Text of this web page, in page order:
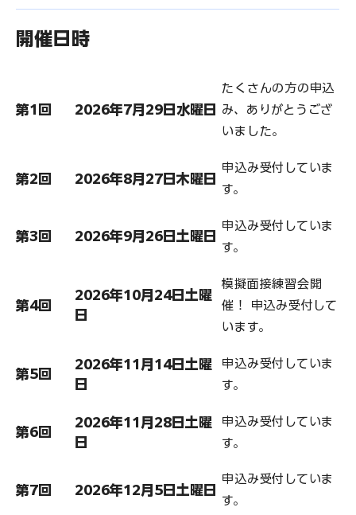
開催日時
第1回 2026年7月29日水曜日
たくさんの方の申込
み、ありがとうござ
いました。
第2回 2026年8月27日木曜日
申込み受付していま
す。
第3回 2026年9月26日土曜日
申込み受付していま
す。
第4回
2026年10月24日土曜
日
模擬面接練習会開
催！ 申込み受付して
います。
第5回
2026年11月14日土曜
日
申込み受付していま
す。
第6回
2026年11月28日土曜
日
申込み受付していま
す。
第7回 2026年12月5日土曜日
申込み受付していま
す。